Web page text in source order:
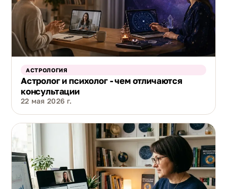
АСТРОЛОГИЯ
Астролог и психолог - чем отличаются
консультации
22 мая 2026 г.